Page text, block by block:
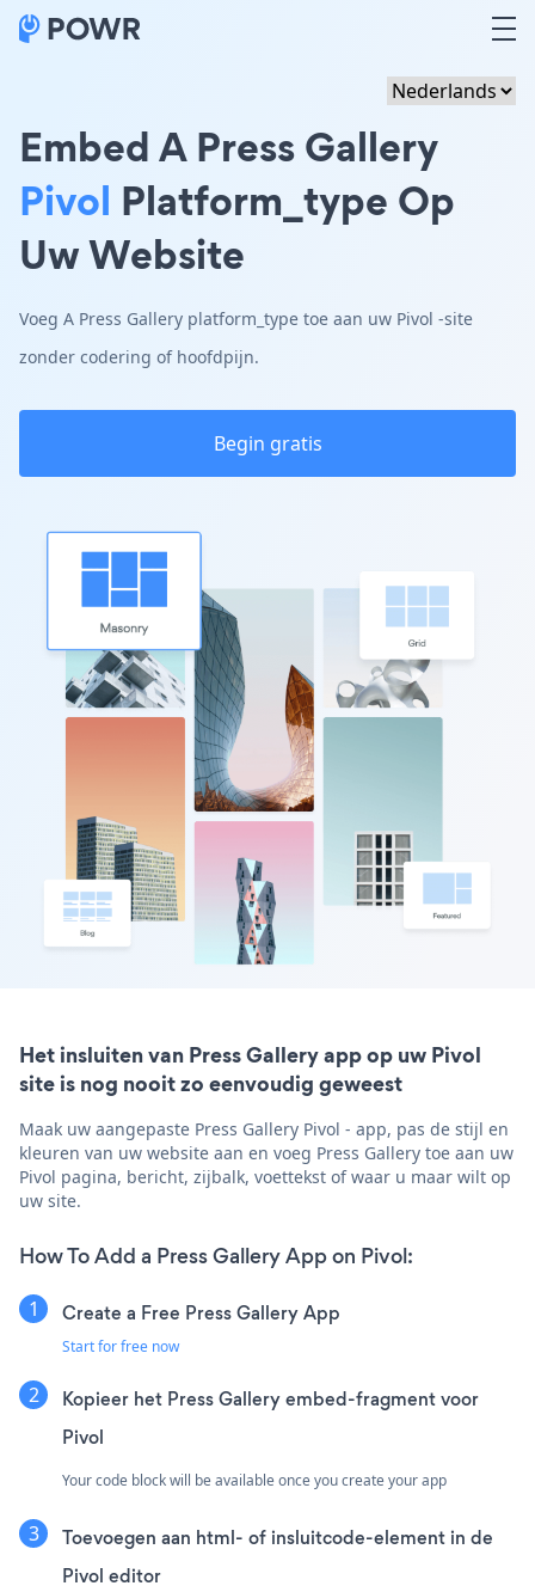
Embed A Press Gallery
Pivol Platform_type Op
Uw Website
Voeg A Press Gallery platform_type toe aan uw Pivol -site
zonder codering of hoofdpijn.
Begin gratis
Het insluiten van Press Gallery app op uw Pivol
site is nog nooit zo eenvoudig geweest
Maak uw aangepaste Press Gallery Pivol - app, pas de stijl en
kleuren van uw website aan en voeg Press Gallery toe aan uw
Pivol pagina, bericht, zijbalk, voettekst of waar u maar wilt op
uw site.
How To Add a Press Gallery App on Pivol:
Create a Free Press Gallery App
Start for free now
Kopieer het Press Gallery embed-fragment voor
Pivol
Your code block will be available once you create your app
Toevoegen aan html- of insluitcode-element in de
Pivol editor